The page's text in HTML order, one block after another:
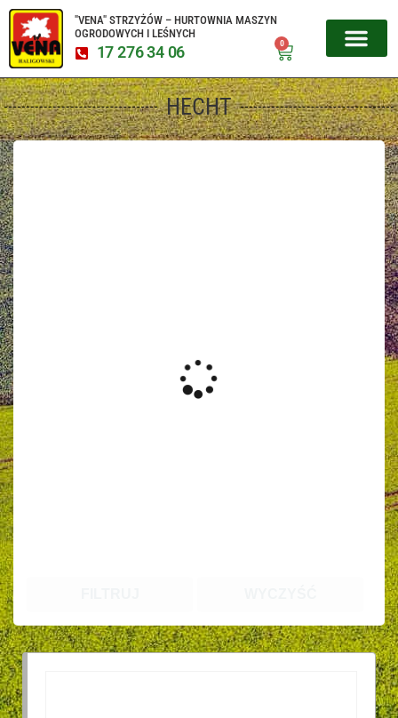
"VENA" STRZYŻÓW – HURTOWNIA MASZYN
OGRODOWYCH I LEŚNYCH
17 276 34 06
0
HECHT